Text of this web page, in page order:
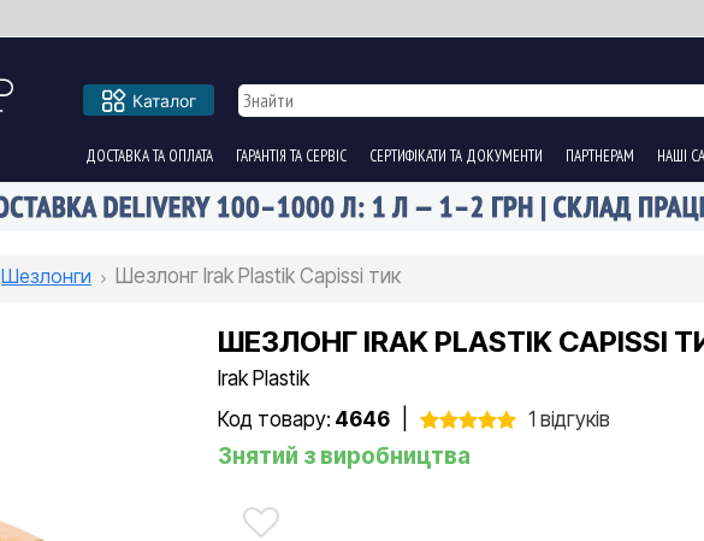
Каталог
ДОСТАВКА ТА ОПЛАТА ГАРАНТІЯ ТА СЕРВІС СЕРТИФІКАТИ ТА ДОКУМЕНТИ ПАРТНЕРАМ НАШІ
Шезлонги Шезлонг Irak Plastik Capissi тик
ШЕЗЛОНГ IRAK PLASTIK CAPISSI
Irak Plastik
Код товару: 4646 1 відгуків
Знятий з виробництва